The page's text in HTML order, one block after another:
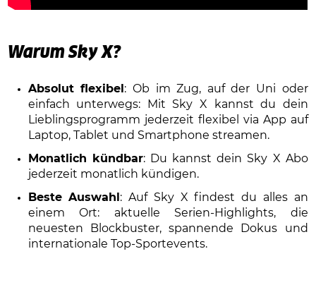
Warum Sky X?
Absolut flexibel : Ob im Zug, auf der Uni oder
einfach unterwegs: Mit Sky X kannst du dein
Lieblingsprogramm jederzeit flexibel via App auf
Laptop, Tablet und Smartphone streamen.
Monatlich kündbar: Du kannst dein Sky X Abo
jederzeit monatlich kündigen.
Beste Auswahl : Auf Sky X findest du alles an
einem Ort: aktuelle Serien-Highlights, die
neuesten Blockbuster, spannende Dokus und
internationale Top-Sportevents.